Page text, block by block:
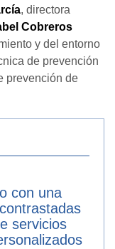
, directora
Cobreros
y del entorno
de prevención
prevención de
con una
servicios